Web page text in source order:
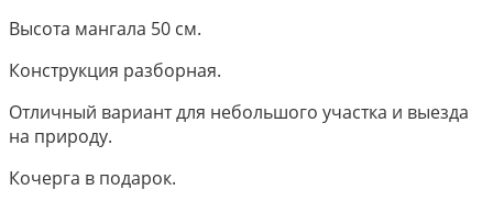
Высота мангала 50 см.
Конструкция разборная.
Отличный вариант для небольшого участка и выезда
на природу.
Кочерга в подарок.